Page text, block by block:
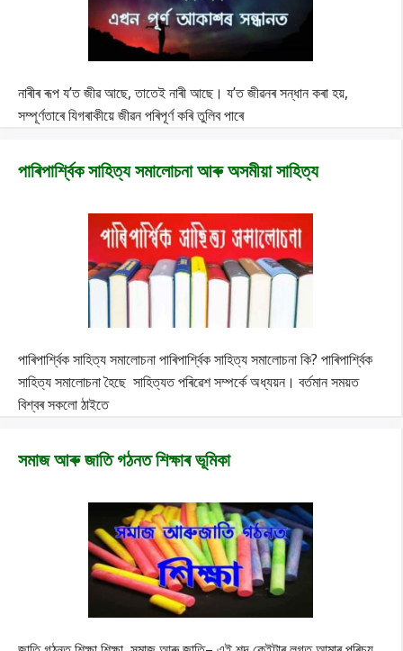
নাৰীৰ ৰূপ য’ত জীৱ আছে, তাতেই নাৰী আছে। য’ত জীৱনৰ সন্ধান কৰা হয়,
সম্পূৰ্ণতাৰে যিগৰাকীয়ে জীৱন পৰিপূৰ্ণ কৰি তুলিব পাৰে
পাৰিপাৰ্শ্বিক সাহিত্য সমালোচনা আৰু অসমীয়া সাহিত্য
পাৰিপাৰ্শ্বিক সাহিত্য সমালোচনা পাৰিপাৰ্শ্বিক সাহিত্য সমালোচনা কি? পাৰিপাৰ্শ্বিক
সাহিত্য সমালোচনা হৈছে সাহিত্যত পৰিৱেশ সম্পৰ্কে অধ্যয়ন। বৰ্তমান সময়ত
বিশ্বৰ সকলো ঠাইতে
সমাজ আৰু জাতি গঠনত শিক্ষাৰ ভূমিকা